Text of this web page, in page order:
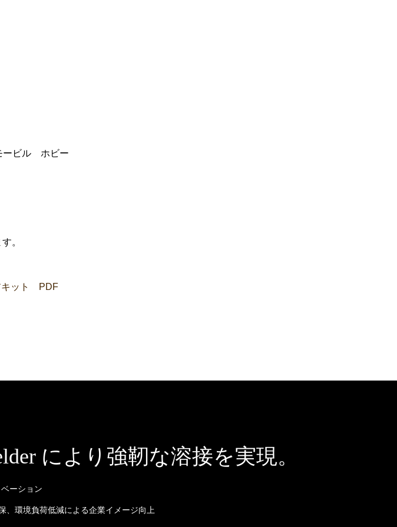
ビル ホビー
。
キット PDF
により強靭な溶接を実現。
ーション
、環境負荷低減による企業イメージ向上